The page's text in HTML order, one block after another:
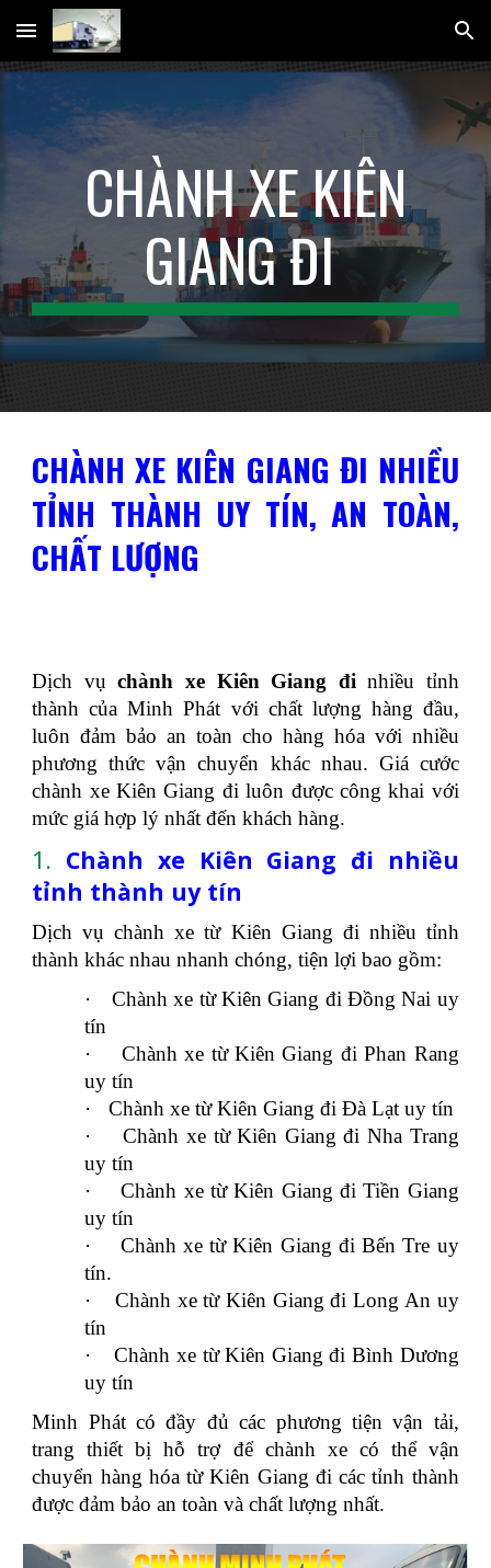
Skip to main content Skip to navigation
CHÀNH XE KIÊN
GIANG ĐI
CHÀNH XE KIÊN GIANG ĐI NHIỀU
TỈNH THÀNH UY TÍN, AN TOÀN,
CHẤT LƯỢNG
Dịch vụchành xe Kiên Giang đi nhiều tỉnh
thành của Minh Phát với chất lượng hàng đầu,
luôn đảm bảo an toàn cho hàng hóa với nhiều
phương thức vận chuyển khác nhau. Giá cước
chành xe Kiên Giang đi luôn được công khai với
mức giá hợp lý nhất đến khách hàng.
1. Chành xe Kiên Giang đi nhiều
tỉnh thành uy tín
Dịch vụ chành xe từ Kiên Giang đi nhiều tỉnh
thành khác nhau nhanh chóng, tiện lợi bao gồm:
·
Chành xe từ Kiên Giang đi Đồng Nai uy
tín
·
Chành xe từ Kiên Giang đi Phan Rang
uy tín
·
Chành xe từ Kiên Giang đi Đà Lạt uy tín
·
Chành xe từ Kiên Giang đi Nha Trang
uy tín
·
Chành xe từ Kiên Giang đi Tiền Giang
uy tín
·
Chành xe từ Kiên Giang đi Bến Tre uy
tín.
·
Chành xe từ Kiên Giang đi Long An uy
tín
·
Chành xe từ Kiên Giang đi Bình Dương
uy tín
Minh Phát có đầy đủ các phương tiện vận tải,
trang thiết bị hỗ trợ để chành xe có thể vận
chuyển hàng hóa từ Kiên Giang đi các tỉnh thành
được đảm bảo an toàn và chất lượng nhất.